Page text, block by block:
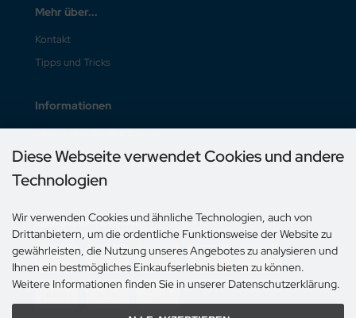
Mehr über...
Kontakt
Tipps und Tricks
Informationen
Liefer- und Versandkosten
Unsere AGB
Impressum
Zahlungsmethoden
Diese Webseite verwendet Cookies und andere
Technologien
Wir verwenden Cookies und ähnliche Technologien, auch von
Drittanbietern, um die ordentliche Funktionsweise der Website zu
gewährleisten, die Nutzung unseres Angebotes zu analysieren und
Ihnen ein bestmögliches Einkaufserlebnis bieten zu können.
Weitere Informationen finden Sie in unserer Datenschutzerklärung.